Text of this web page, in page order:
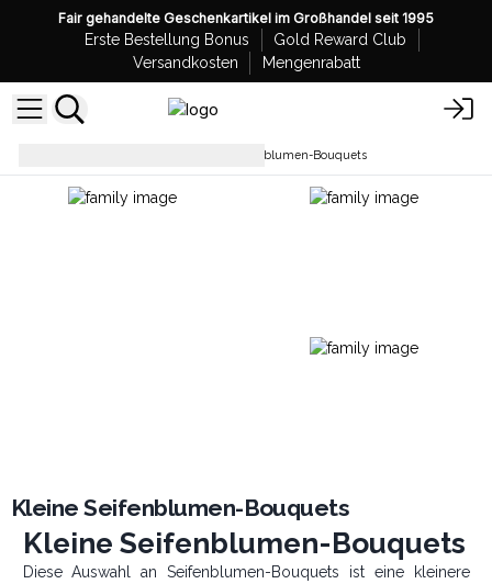
Fair gehandelte Geschenkartikel im Großhandel seit 1995
Erste Bestellung Bonus
Gold Reward Club
Versandkosten
Mengenrabatt
Kleine Seifenblumen-Bouquets
Kleine Seifenblumen-Bouquets
Kleine Seifenblumen-Bouquets
Diese Auswahl an Seifenblumen-Bouquets ist eine kleinere